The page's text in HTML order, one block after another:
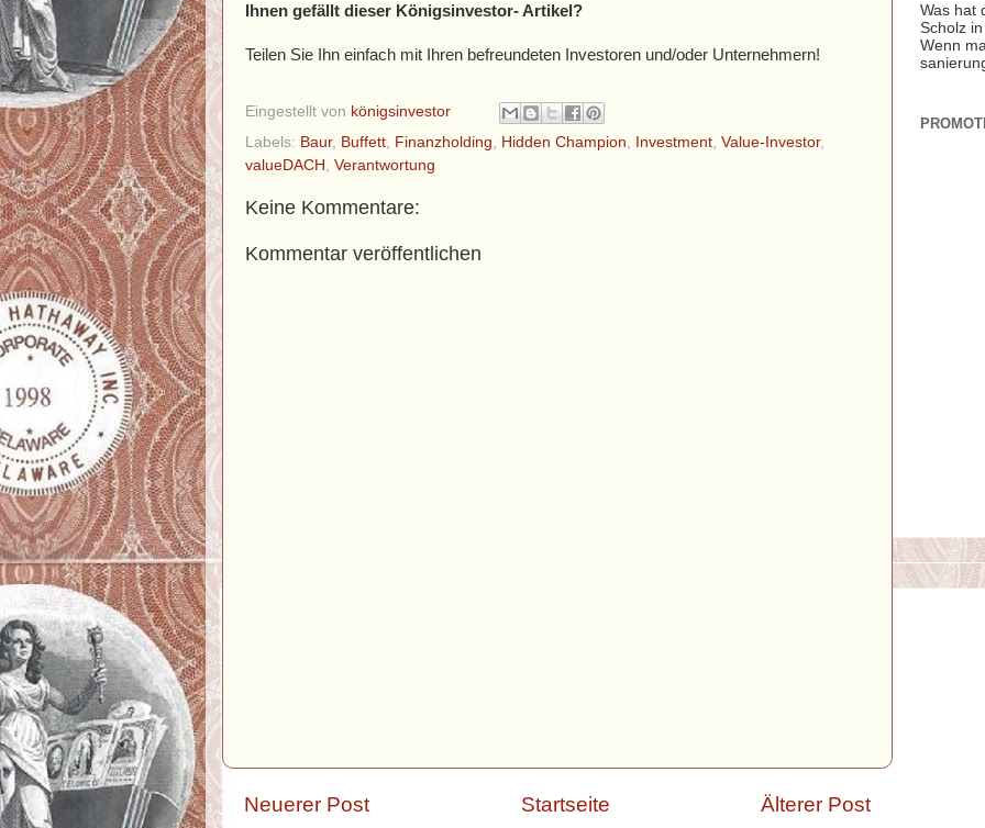
Ihnen gefällt dieser Königsinvestor- Artikel?
Teilen Sie Ihn einfach mit Ihren befreundeten Investoren und/oder Unternehmern!
Eingestellt von königsinvestor
Labels: Baur, Buffett, Finanzholding, Hidden Champion, Investment, Value-Investor,
valueDACH , Verantwortung
Keine Kommentare:
Kommentar veröffentlichen
Neuerer Post Älterer Post
Startseite
Was hat
Scholz
Wenn